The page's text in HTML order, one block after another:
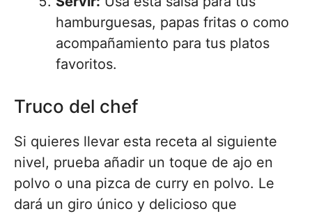
hamburguesas, papas fritas o como
acompañamiento para tus platos
favoritos.
Truco del chef
Si quieres llevar esta receta al siguiente
nivel, prueba añadir un toque de ajo en
polvo o una pizca de curry en polvo. Le
dará un giro único y delicioso que